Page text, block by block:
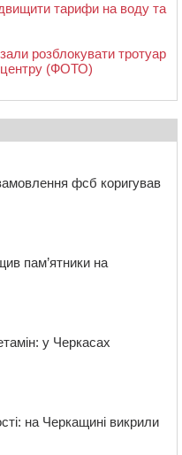
тарифи на воду та
розблокувати тротуар
центру (ФОТО)
фсб коригував
пам’ятники на
у Черкасах
на Черкащині викрили